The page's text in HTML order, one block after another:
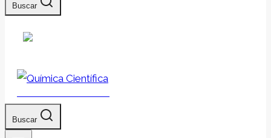
Buscar
Buscar